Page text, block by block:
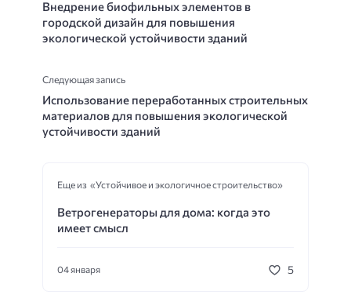
Внедрение биофильных элементов в
городской дизайн для повышения
экологической устойчивости зданий
Следующая запись
Использование переработанных строительных
материалов для повышения экологической
устойчивости зданий
Еще из «Устойчивое и экологичное строительство»
Ветрогенераторы для дома: когда это
имеет смысл
04 января 5